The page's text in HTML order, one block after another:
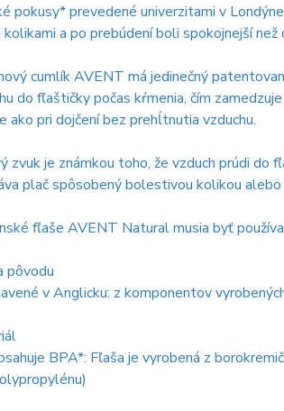
pokusy* prevedené univerzitami v
kolikami a po prebúdení boli spokojnejší
cumlík AVENT má jedinečný
do fľaštičky počas kŕmenia, čím
ako pri dojčení bez prehĺtnutia vzduchu.
zvuk je známkou toho, že vzduch prúdi
plač spôsobený bolestivou kolikou alebo
fľaše AVENT Natural musia byť
pôvodu
v Anglicku: z komponentov
BPA*: Fľaša je vyrobená z